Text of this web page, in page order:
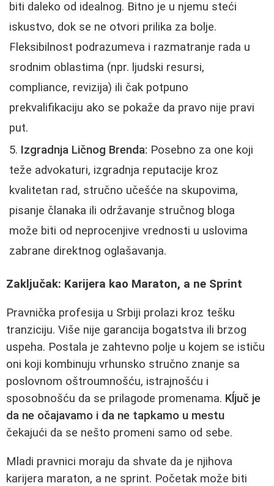
biti daleko od idealnog. Bitno je u njemu steći
iskustvo, dok se ne otvori prilika za bolje.
Fleksibilnost podrazumeva i razmatranje rada u
srodnim oblastima (npr. ljudski resursi,
compliance, revizija) ili čak potpuno
prekvalifikaciju ako se pokaže da pravo nije pravi
put.
Izgradnja Ličnog Brenda: Posebno za one koji
teže advokaturi, izgradnja reputacije kroz
kvalitetan rad, stručno učešće na skupovima,
pisanje članaka ili održavanje stručnog bloga
može biti od neprocenjive vrednosti u uslovima
zabrane direktnog oglašavanja.
Zaključak: Karijera kao Maraton, a ne Sprint
Pravnička profesija u Srbiji prolazi kroz tešku
tranziciju. Više nije garancija bogatstva ili brzog
uspeha. Postala je zahtevno polje u kojem se ističu
oni koji kombinuju vrhunsko stručno znanje sa
poslovnom oštroumnošću, istrajnošću i
sposobnošću da se prilagode promenama. Kĺjuč je
da ne očajavamo i da ne tapkamo u mestu
čekajući da se nešto promeni samo od sebe.
Mladi pravnici moraju da shvate da je njihova
karijera maraton, a ne sprint. Početak može biti